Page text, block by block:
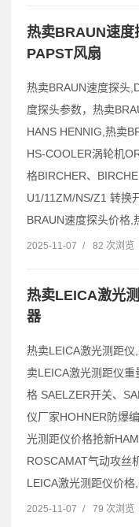
热卖BRAUN速
PAPST风扇
热卖BRAUN速度探头
度探头参数，热卖
HANS HENNIG,热卖
HS-COOLER涡轮机
格BIRCHER、
U1/11ZM/NS/Z1 转换
BRAUN速度探头价格,
2025-11-07 / 82 次浏览
热卖LEICA激光
器
热卖LEICA激光测距
卖LEICA激光测距仪
格 SAELZER开关、
仪厂家HOHNER防爆
光测距仪价格抢新
ROSCAMAT气动攻丝
LEICA激光测距仪价格
2025-11-07 / 79 次浏览